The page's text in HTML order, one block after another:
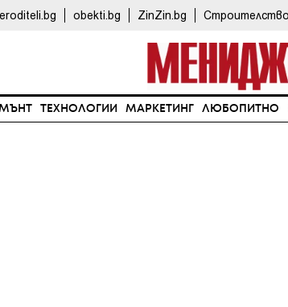
obekti.bg ZinZin.bg
ТЕХНОЛОГИИ МАРКЕТИНГ ЛЮБОПИТНО